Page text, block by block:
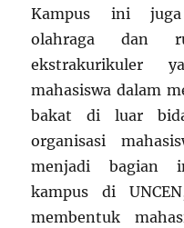
Kampus ini juga
olahraga dan
ekstrakurikuler
mahasiswa dalam
bakat di luar
organisasi
menjadi bagian
kampus di
membentuk